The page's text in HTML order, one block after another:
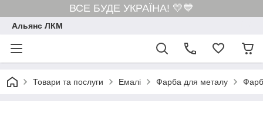
ВСЕ БУДЕ УКРАЇНА! 💛💙
Альянс ЛКМ
Товари та послуги Емалі Фарба для металу